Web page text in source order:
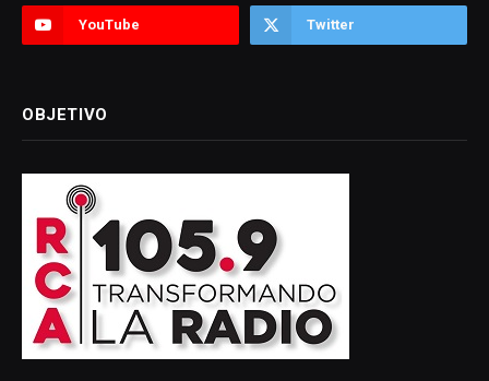
YouTube Twitter
OBJETIVO